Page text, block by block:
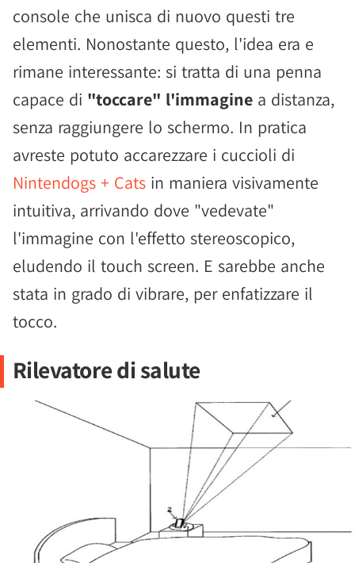
console che unisca di nuovo questi tre
elementi. Nonostante questo, l'idea era e
rimane interessante: si tratta di una penna
capace di "toccare" l'immagine a distanza,
senza raggiungere lo schermo. In pratica
avreste potuto accarezzare i cuccioli di
Nintendogs + Cats in maniera visivamente
intuitiva, arrivando dove "vedevate"
l'immagine con l'effetto stereoscopico,
eludendo il touch screen. E sarebbe anche
stata in grado di vibrare, per enfatizzare il
tocco.
Rilevatore di salute